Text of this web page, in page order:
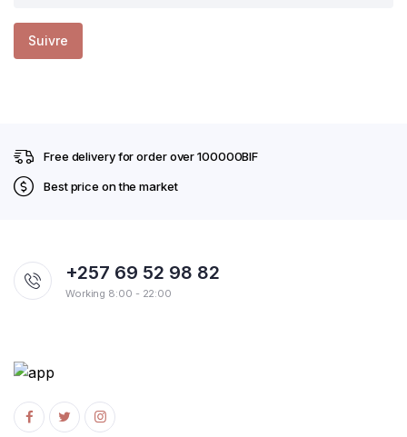
Suivre
Free delivery for order over 100000BIF
Best price on the market
+257 69 52 98 82
Working 8:00 - 22:00